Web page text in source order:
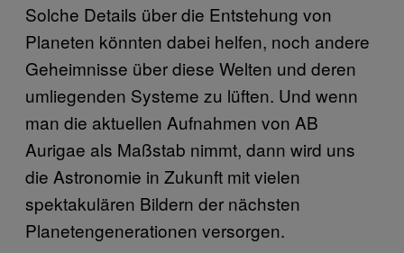
Solche Details über die Entstehung von
Planeten könnten dabei helfen, noch andere
Geheimnisse über diese Welten und deren
umliegenden Systeme zu lüften. Und wenn
man die aktuellen Aufnahmen von AB
Aurigae als Maßstab nimmt, dann wird uns
die Astronomie in Zukunft mit vielen
spektakulären Bildern der nächsten
Planetengenerationen versorgen.